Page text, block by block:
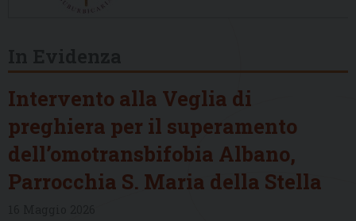
Intervento alla Veglia di
preghiera per il superamento
dell’omotransbifobia Albano,
Parrocchia S. Maria della Stella